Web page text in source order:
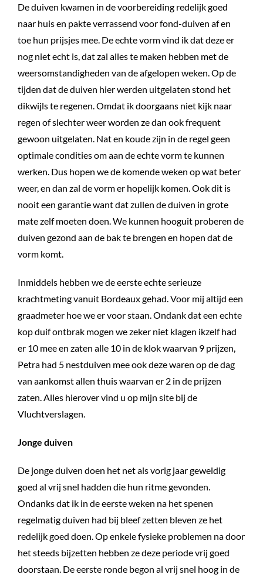
De duiven kwamen in de voorbereiding redelijk goed
naar huis en pakte verrassend voor fond-duiven af en
toe hun prijsjes mee. De echte vorm vind ik dat deze er
nog niet echt is, dat zal alles te maken hebben met de
weersomstandigheden van de afgelopen weken. Op de
tijden dat de duiven hier werden uitgelaten stond het
dikwijls te regenen. Omdat ik doorgaans niet kijk naar
regen of slechter weer worden ze dan ook frequent
gewoon uitgelaten. Nat en koude zijn in de regel geen
optimale condities om aan de echte vorm te kunnen
werken. Dus hopen we de komende weken op wat beter
weer, en dan zal de vorm er hopelijk komen. Ook dit is
nooit een garantie want dat zullen de duiven in grote
mate zelf moeten doen. We kunnen hooguit proberen de
duiven gezond aan de bak te brengen en hopen dat de
vorm komt.
Inmiddels hebben we de eerste echte serieuze
krachtmeting vanuit Bordeaux gehad. Voor mij altijd een
graadmeter hoe we er voor staan. Ondank dat een echte
kop duif ontbrak mogen we zeker niet klagen ikzelf had
er 10 mee en zaten alle 10 in de klok waarvan 9 prijzen,
Petra had 5 nestduiven mee ook deze waren op de dag
van aankomst allen thuis waarvan er 2 in de prijzen
zaten. Alles hierover vind u op mijn site bij de
Vluchtverslagen.
Jonge duiven
De jonge duiven doen het net als vorig jaar geweldig
goed al vrij snel hadden die hun ritme gevonden.
Ondanks dat ik in de eerste weken na het spenen
regelmatig duiven had bij bleef zetten bleven ze het
redelijk goed doen. Op enkele fysieke problemen na door
het steeds bijzetten hebben ze deze periode vrij goed
doorstaan. De eerste ronde begon al vrij snel hoog in de